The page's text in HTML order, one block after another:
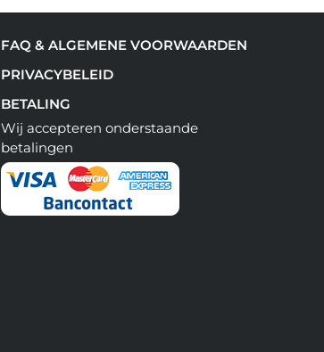
FAQ & ALGEMENE VOORWAARDEN
PRIVACYBELEID
BETALING
Wij accepteren onderstaande
betalingen